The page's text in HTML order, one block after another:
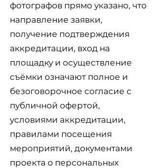
фотографов прямо указано, что
направление заявки,
получение подтверждения
аккредитации, вход на
площадку и осуществление
съёмки означают полное и
безоговорочное согласие с
публичной офертой,
условиями аккредитации,
правилами посещения
мероприятий, документами
проекта о персональных